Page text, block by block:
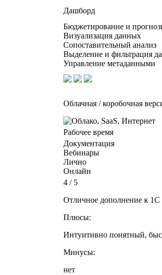
Дашборд
Бюджетирование и
Визуализация данных
Сопоставительный анализ
Выделение и фильтрация
Управление метаданными
Облачная / коробочная
Рабочее время
Документация
Вебинары
Лично
Онлайн
4 / 5
Отличное дополнение к 1С
Плюсы:
Интуитивно понятный,
Минусы:
нет